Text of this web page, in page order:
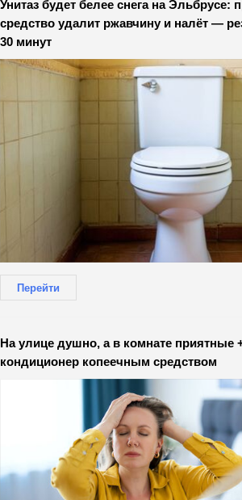
Унитаз будет белее снега на Эльбрусе:
средство удалит ржавчину и налёт —
30 минут
Перейти
На улице душно, а в комнате приятные
кондиционер копеечным средством